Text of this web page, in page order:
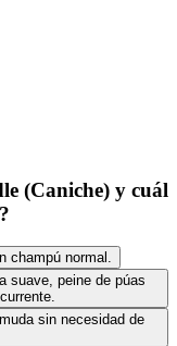
(Caniche) y cuál
champú normal.
suave, peine de púas
sin necesidad de